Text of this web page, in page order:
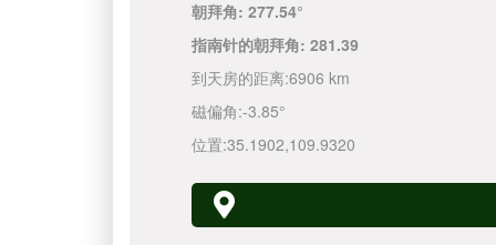
朝拜角: 277.54°
指南针的朝拜角: 281.39
到天房的距离:6906 km
磁偏角:-3.85°
位置:35.1902,109.9320